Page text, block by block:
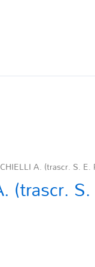
A. (trascr. S. E.
(trascr.